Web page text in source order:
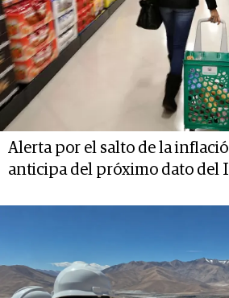
Alerta por el salto de la
anticipa del próximo dato del